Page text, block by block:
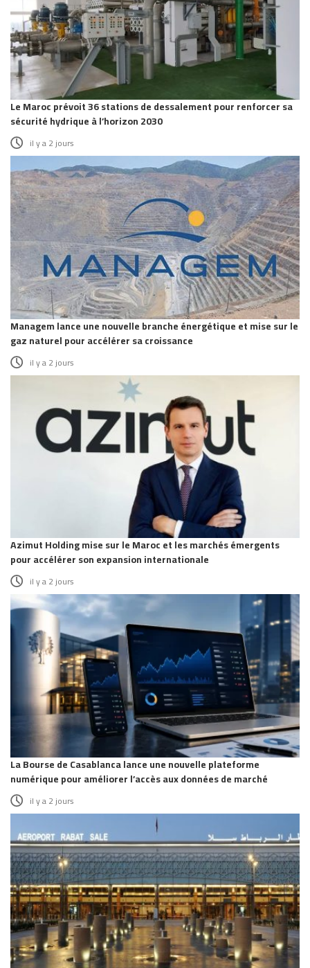
Le Maroc prévoit 36 stations de dessalement pour renforcer sa
sécurité hydrique à l’horizon 2030
il y a 2 jours
Managem lance une nouvelle branche énergétique et mise sur le
gaz naturel pour accélérer sa croissance
il y a 2 jours
Azimut Holding mise sur le Maroc et les marchés émergents
pour accélérer son expansion internationale
il y a 2 jours
La Bourse de Casablanca lance une nouvelle plateforme
numérique pour améliorer l’accès aux données de marché
il y a 2 jours